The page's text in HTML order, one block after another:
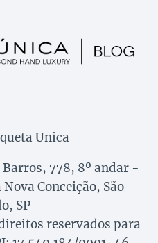
Unica
Barros, 778, 8º andar -
Conceição, São
SP
reservados para